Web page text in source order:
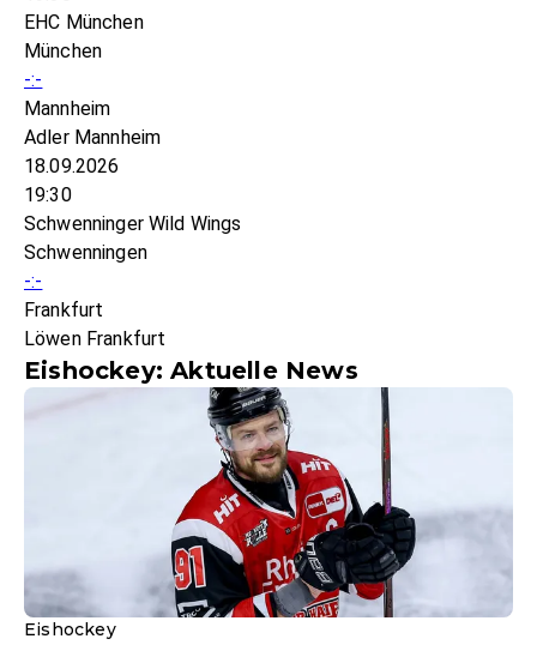
EHC München
München
-:-
Mannheim
Adler Mannheim
18.09.2026
19:30
Schwenninger Wild Wings
Schwenningen
-:-
Frankfurt
Löwen Frankfurt
Eishockey: Aktuelle News
Eishockey